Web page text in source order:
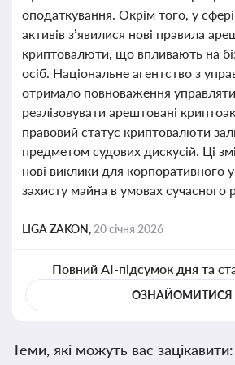
оподаткування. Окрім того, у
активів з’явилися нові правила
криптовалюти, що впливають на
осіб. Національне агентство з
отримало повноваження
реалізовувати арештовані
правовий статус криптовалюти
предметом судових дискусій. Ці
нові виклики для корпоративного
захисту майна в умовах сучасного
LIGA ZAKON, 20 січня 2026
Повний AI-підсумок дня та
ОЗНАЙОМИТИСЯ
Теми, які можуть вас зацікавити: